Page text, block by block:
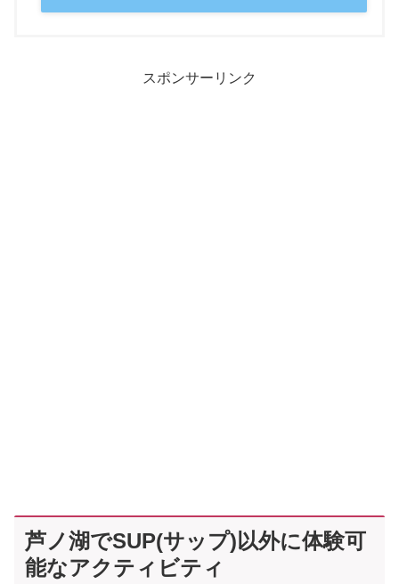
スポンサーリンク
芦ノ湖でSUP(サップ)以外に体験可
能なアクティビティ